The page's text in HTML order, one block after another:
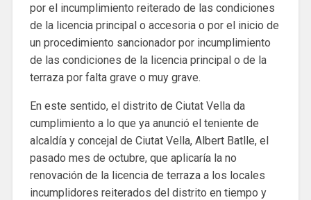
por el incumplimiento reiterado de las condiciones
de la licencia principal o accesoria o por el inicio de
un procedimiento sancionador por incumplimiento
de las condiciones de la licencia principal o de la
terraza por falta grave o muy grave.
En este sentido, el distrito de Ciutat Vella da
cumplimiento a lo que ya anunció el teniente de
alcaldía y concejal de Ciutat Vella, Albert Batlle, el
pasado mes de octubre, que aplicaría la no
renovación de la licencia de terraza a los locales
incumplidores reiterados del distrito en tiempo y